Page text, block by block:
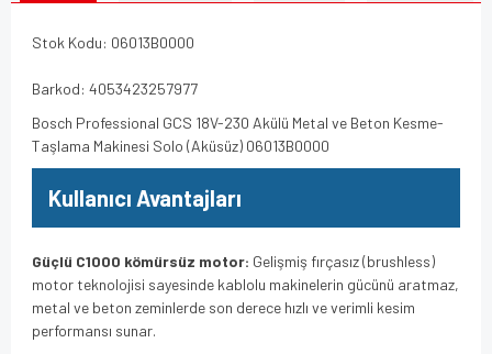
Stok Kodu: 06013B0000
Barkod: 4053423257977
Bosch Professional GCS 18V-230 Akülü Metal ve Beton Kesme-
Taşlama Makinesi Solo (Aküsüz) 06013B0000
Kullanıcı Avantajları
Güçlü C1000 kömürsüz motor: Gelişmiş fırçasız (brushless)
motor teknolojisi sayesinde kablolu makinelerin gücünü aratmaz,
metal ve beton zeminlerde son derece hızlı ve verimli kesim
performansı sunar.